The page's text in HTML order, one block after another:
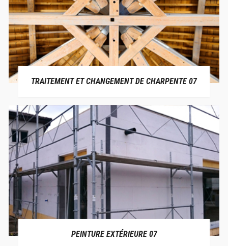
TRAITEMENT ET CHANGEMENT DE CHARPENTE 07
PEINTURE EXTÉRIEURE 07